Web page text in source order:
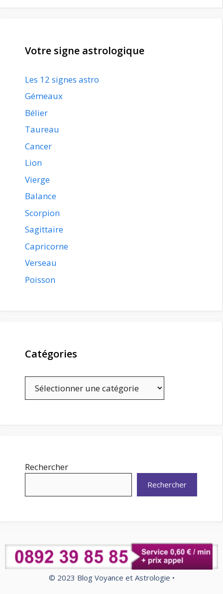
Votre signe astrologique
Les 12 signes astro
Gémeaux
Bélier
Taureau
Cancer
Lion
Vierge
Balance
Scorpion
Sagittaire
Capricorne
Verseau
Poisson
Catégories
Rechercher
Rechercher
© 2023 Blog Voyance et Astrologie •